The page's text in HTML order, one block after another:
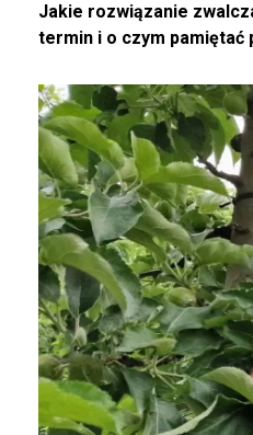
Jakie rozwiązanie
termin i o czym pamiętać